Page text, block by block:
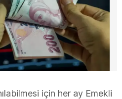
için her ay Emekli